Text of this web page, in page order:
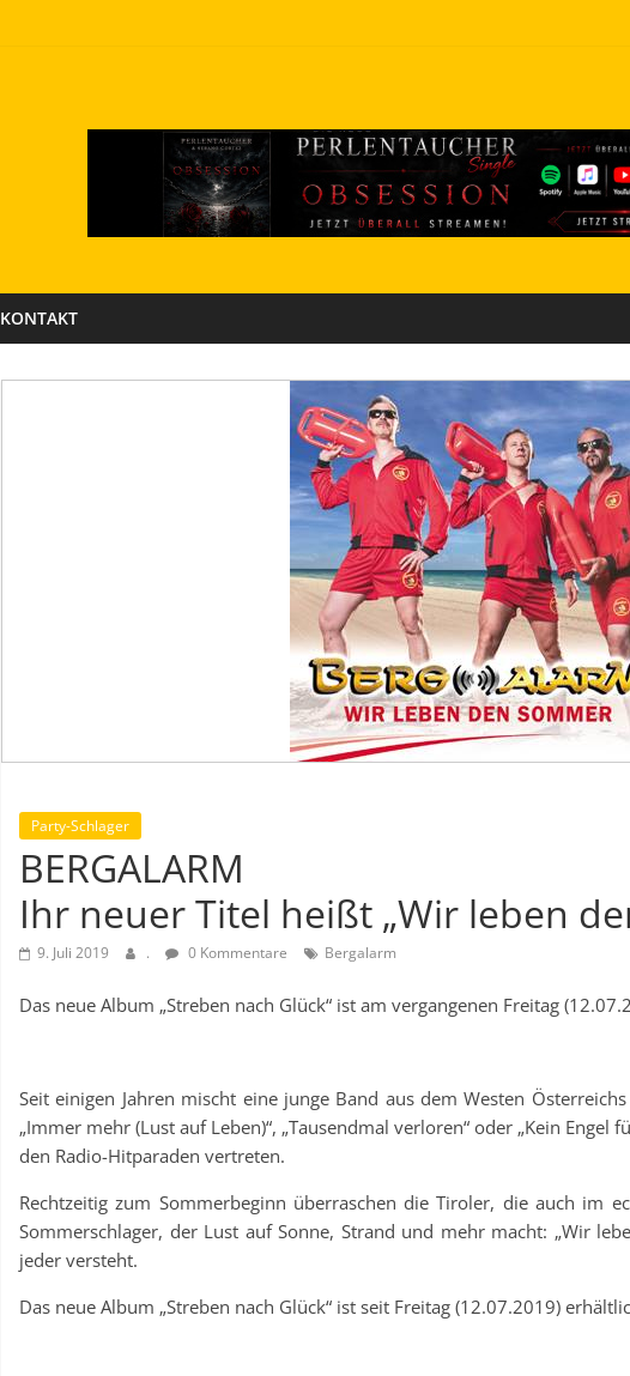
KONTAKT
Party-Schlager
BERGALARM
Ihr neuer Titel heißt „Wir leben
9. Juli 2019 . 0 Kommentare Bergalarm
Das neue Album „Streben nach Glück“ ist am vergangenen Freitag
Seit einigen Jahren mischt eine junge Band aus dem Westen
„Immer mehr (Lust auf Leben)“, „Tausendmal verloren“ oder „Kein Engel
den Radio-Hitparaden vertreten.
Rechtzeitig zum Sommerbeginn überraschen die Tiroler, die auch im
Sommerschlager, der Lust auf Sonne, Strand und mehr macht: „Wir
jeder versteht.
Das neue Album „Streben nach Glück“ ist seit Freitag (12.07.2019)